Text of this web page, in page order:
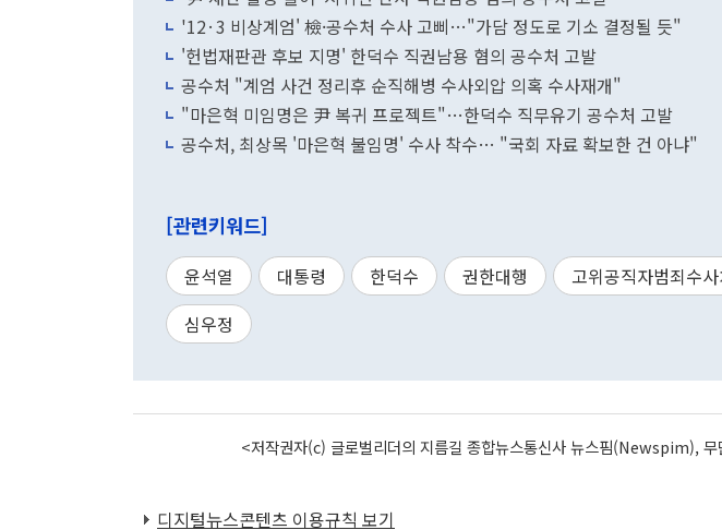
'12·3 비상계엄' 檢·공수처 수사 고삐…"가담 정도로 기소 결정될 듯"
'헌법재판관 후보 지명' 한덕수 직권남용 혐의 공수처 고발
공수처 "계엄 사건 정리후 순직해병 수사외압 의혹 수사재개"
"마은혁 미임명은 尹 복귀 프로젝트"…한덕수 직무유기 공수처 고발
공수처, 최상목 '마은혁 불임명' 수사 착수… "국회 자료 확보한 건 아냐"
[관련키워드]
윤석열 대통령 한덕수 권한대행 고위공직자범죄수사
심우정
<저작권자(c) 글로벌리더의 지름길 종합뉴스통신사 뉴스핌(Newspim), 무
디지털뉴스콘텐츠 이용규칙 보기